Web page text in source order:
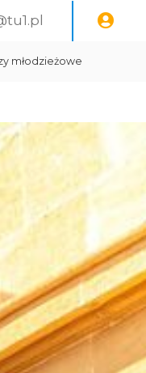
młodzieżowe